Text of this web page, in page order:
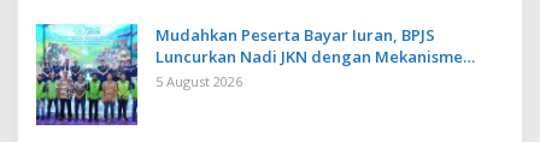
Mudahkan Peserta Bayar Iuran, BPJS
Luncurkan Nadi JKN dengan Mekanisme
Menabung
5 August 2026